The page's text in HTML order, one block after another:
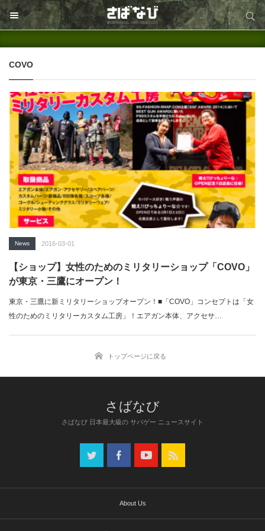
サイト内検索
COVO
News 2016-03-01
【ショップ】女性のためのミリタリーショップ「COVO」
が東京・三鷹にオープン！
東京・三鷹に新ミリタリーショップオープン！■「COVO」コンセプトは「女
性のためのミリタリーカスタム工房」！エアガン本体、アクセサ…
トップページに戻る
さばなび 日本最大級の サバゲー ニュースサイト
About Us
サイト内検索